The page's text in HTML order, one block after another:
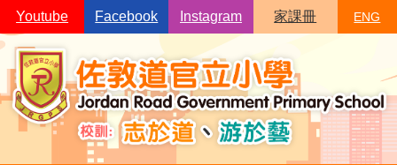
移至主內容
Youtube Facebook Instagram 家課冊 ENG